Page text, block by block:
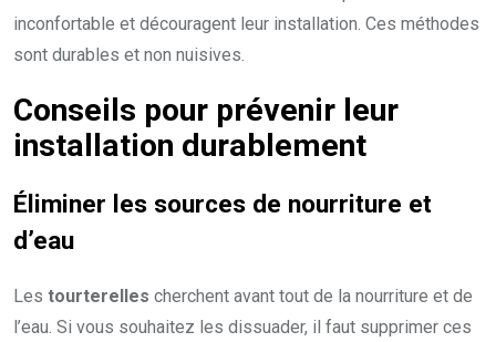
inconfortable et découragent leur installation. Ces méthodes
sont durables et non nuisives.
Conseils pour prévenir leur
installation durablement
Éliminer les sources de nourriture et
d’eau
Les tourterelles cherchent avant tout de la nourriture et de
l’eau. Si vous souhaitez les dissuader, il faut supprimer ces